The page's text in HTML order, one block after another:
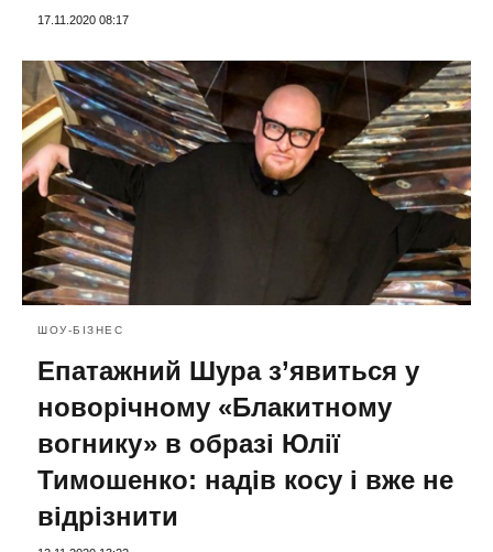
17.11.2020 08:17
ШОУ-БІЗНЕС
Епатажний Шура з’явиться у
новорічному «Блакитному
вогнику» в образі Юлії
Тимошенко: надів косу і вже не
відрізнити